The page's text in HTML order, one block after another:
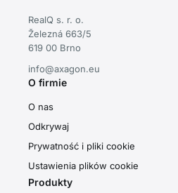
RealQ s. r. o.
Železná 663/5
619 00 Brno
info@axagon.eu
O firmie
O nas
Odkrywaj
Prywatność i pliki cookie
Ustawienia plików cookie
Produkty